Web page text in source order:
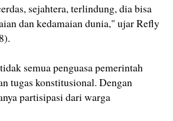
sejahtera, terlindung, dia bisa
dan kedamaian dunia," ujar Refly
semua penguasa pemerintah
tugas konstitusional. Dengan
partisipasi dari warga